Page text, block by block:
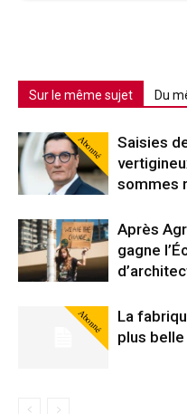
Sur le même sujet Du
Abonné
Saisies
sommes
Après
gagne
Abonné
La
plus belle